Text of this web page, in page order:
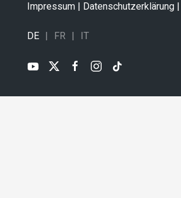
Impressum Datenschutzerklärung
DE FR IT